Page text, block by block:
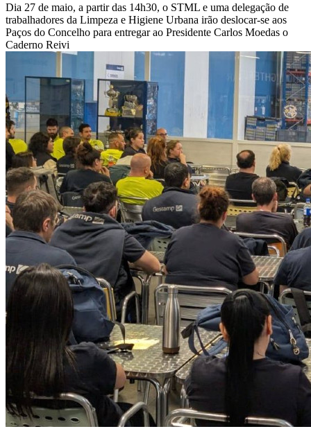
Dia 27 de maio, a partir das 14h30, o STML e uma delegação de
trabalhadores da Limpeza e Higiene Urbana irão deslocar-se aos
Paços do Concelho para entregar ao Presidente Carlos Moedas o
Caderno Reivi